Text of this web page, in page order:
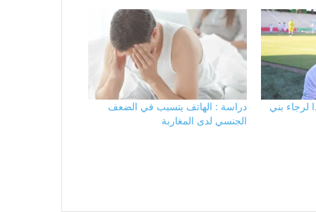
لرجاء بني
دراسة : الهاتف يتسبب في الضعف
الجنسي لدى المغاربة